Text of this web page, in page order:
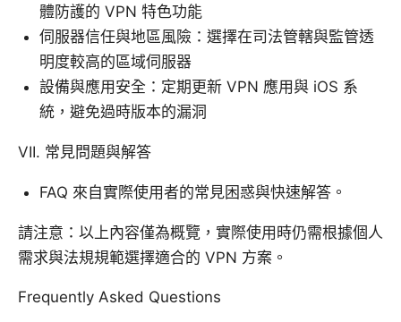
體防護的 VPN 特色功能
伺服器信任與地區風險：選擇在司法管轄與監管透
明度較高的區域伺服器
設備與應用安全：定期更新 VPN 應用與 iOS 系
統，避免過時版本的漏洞
VII. 常見問題與解答
FAQ 來自實際使用者的常見困惑與快速解答。
請注意：以上內容僅為概覽，實際使用時仍需根據個人
需求與法規規範選擇適合的 VPN 方案。
Frequently Asked Questions